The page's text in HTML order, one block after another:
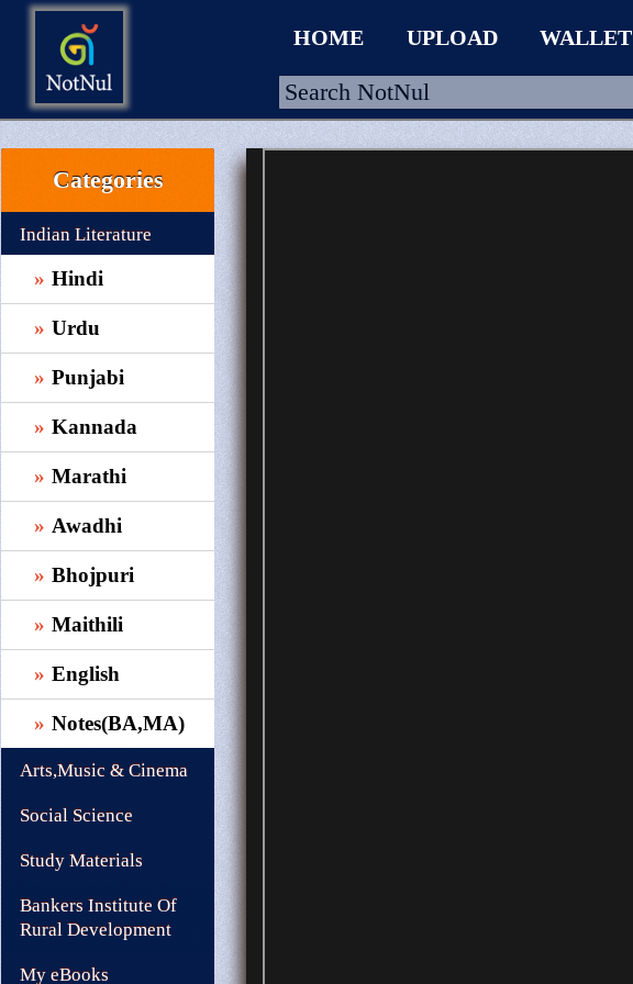
HOME
UPLOAD
WALLET
BLOG
ARRIVALS
CATEGORIES >
HOME UPLOAD WALLET
Categories
Indian Literature
Hindi
Urdu
Punjabi
Kannada
Marathi
Awadhi
Bhojpuri
Maithili
English
Notes(BA,MA)
Arts,Music & Cinema
Social Science
Study Materials
Bankers Institute Of
Rural Development
My eBooks